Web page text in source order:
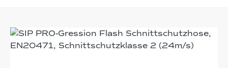
Bildergalerie überspringen